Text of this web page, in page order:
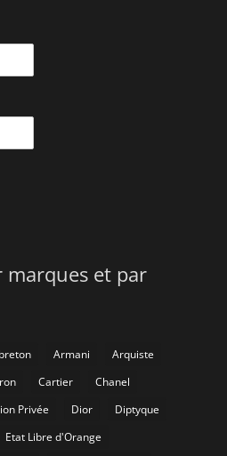
marques et par
Armani
Arquiste
Cartier
Chanel
Privée Dior
Diptyque
Etat Libre d'Orange